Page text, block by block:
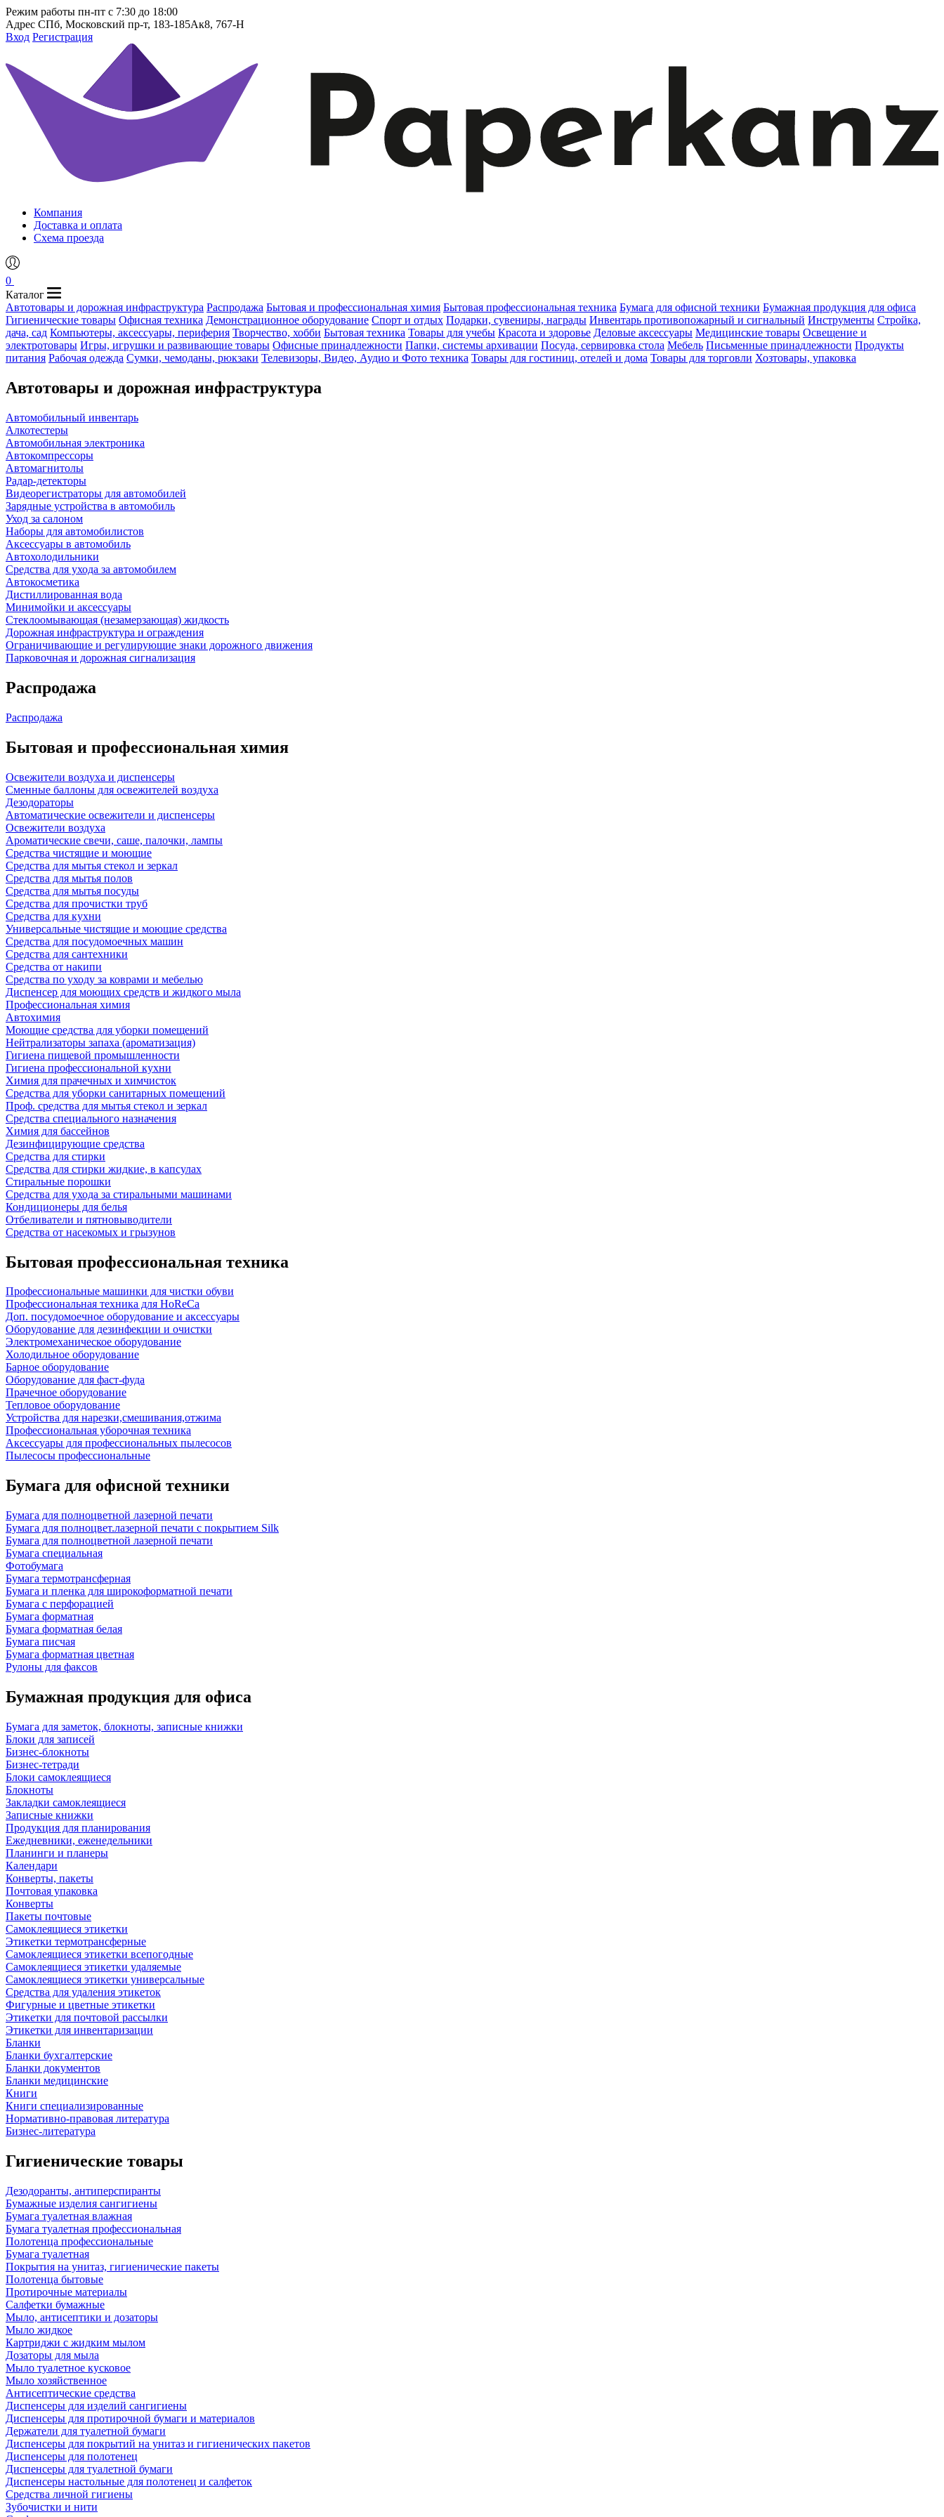
Режим работы пн-пт с 7:30 до 18:00
Адрес СПб, Московский пр-т, 183-185Ак8, 767-Н
Вход Регистрация
Компания
Доставка и оплата
Схема проезда
0
Каталог
Автотовары и дорожная инфраструктура Распродажа Бытовая и профессиональная химия Бытовая профессиональная техника Бумага для офисной техники Бумажная продукция для офиса
Гигиенические товары Офисная техника Демонстрационное оборудование Спорт и отдых Подарки, сувениры, награды Инвентарь противопожарный и сигнальный Инструменты Стройка,
дача, сад Компьютеры, аксессуары, периферия Творчество, хобби Бытовая техника Товары для учебы Красота и здоровье Деловые аксессуары Медицинские товары Освещение и
электротовары Игры, игрушки и развивающие товары Офисные принадлежности Папки, системы архивации Посуда, сервировка стола Мебель Письменные принадлежности Продукты
питания Рабочая одежда Сумки, чемоданы, рюкзаки Телевизоры, Видео, Аудио и Фото техника Товары для гостиниц, отелей и дома Товары для торговли Хозтовары, упаковка
Автотовары и дорожная инфраструктура
Автомобильный инвентарь
Алкотестеры
Автомобильная электроника
Автокомпрессоры
Автомагнитолы
Радар-детекторы
Видеорегистраторы для автомобилей
Зарядные устройства в автомобиль
Уход за салоном
Наборы для автомобилистов
Аксессуары в автомобиль
Автохолодильники
Средства для ухода за автомобилем
Автокосметика
Дистиллированная вода
Минимойки и аксессуары
Стеклоомывающая (незамерзающая) жидкость
Дорожная инфраструктура и ограждения
Ограничивающие и регулирующие знаки дорожного движения
Парковочная и дорожная сигнализация
Распродажа
Распродажа
Бытовая и профессиональная химия
Освежители воздуха и диспенсеры
Сменные баллоны для освежителей воздуха
Дезодораторы
Автоматические освежители и диспенсеры
Освежители воздуха
Ароматические свечи, саше, палочки, лампы
Средства чистящие и моющие
Средства для мытья стекол и зеркал
Средства для мытья полов
Средства для мытья посуды
Средства для прочистки труб
Средства для кухни
Универсальные чистящие и моющие средства
Средства для посудомоечных машин
Средства для сантехники
Средства от накипи
Средства по уходу за коврами и мебелью
Диспенсер для моющих средств и жидкого мыла
Профессиональная химия
Автохимия
Моющие средства для уборки помещений
Нейтрализаторы запаха (ароматизация)
Гигиена пищевой промышленности
Гигиена профессиональной кухни
Химия для прачечных и химчисток
Средства для уборки санитарных помещений
Проф. средства для мытья стекол и зеркал
Средства специального назначения
Химия для бассейнов
Дезинфицирующие средства
Средства для стирки
Средства для стирки жидкие, в капсулах
Стиральные порошки
Средства для ухода за стиральными машинами
Кондиционеры для белья
Отбеливатели и пятновыводители
Средства от насекомых и грызунов
Бытовая профессиональная техника
Профессиональные машинки для чистки обуви
Профессиональная техника для HoReCa
Доп. посудомоечное оборудование и аксессуары
Оборудование для дезинфекции и очистки
Электромеханическое оборудование
Холодильное оборудование
Барное оборудование
Оборудование для фаст-фуда
Прачечное оборудование
Тепловое оборудование
Устройства для нарезки,смешивания,отжима
Профессиональная уборочная техника
Аксессуары для профессиональных пылесосов
Пылесосы профессиональные
Бумага для офисной техники
Бумага для полноцветной лазерной печати
Бумага для полноцвет.лазерной печати с покрытием Silk
Бумага для полноцветной лазерной печати
Бумага специальная
Фотобумага
Бумага термотрансферная
Бумага и пленка для широкоформатной печати
Бумага с перфорацией
Бумага форматная
Бумага форматная белая
Бумага писчая
Бумага форматная цветная
Рулоны для факсов
Бумажная продукция для офиса
Бумага для заметок, блокноты, записные книжки
Блоки для записей
Бизнес-блокноты
Бизнес-тетради
Блоки самоклеящиеся
Блокноты
Закладки самоклеящиеся
Записные книжки
Продукция для планирования
Ежедневники, еженедельники
Планинги и планеры
Календари
Конверты, пакеты
Почтовая упаковка
Конверты
Пакеты почтовые
Самоклеящиеся этикетки
Этикетки термотрансферные
Самоклеящиеся этикетки всепогодные
Самоклеящиеся этикетки удаляемые
Самоклеящиеся этикетки универсальные
Средства для удаления этикеток
Фигурные и цветные этикетки
Этикетки для почтовой рассылки
Этикетки для инвентаризации
Бланки
Бланки бухгалтерские
Бланки документов
Бланки медицинские
Книги
Книги специализированные
Нормативно-правовая литература
Бизнес-литература
Гигиенические товары
Дезодоранты, антиперспиранты
Бумажные изделия сангигиены
Бумага туалетная влажная
Бумага туалетная профессиональная
Полотенца профессиональные
Бумага туалетная
Покрытия на унитаз, гигиенические пакеты
Полотенца бытовые
Протирочные материалы
Салфетки бумажные
Мыло, антисептики и дозаторы
Мыло жидкое
Картриджи с жидким мылом
Дозаторы для мыла
Мыло туалетное кусковое
Мыло хозяйственное
Антисептические средства
Диспенсеры для изделий сангигиены
Диспенсеры для протирочной бумаги и материалов
Держатели для туалетной бумаги
Диспенсеры для покрытий на унитаз и гигиенических пакетов
Диспенсеры для полотенец
Диспенсеры для туалетной бумаги
Диспенсеры настольные для полотенец и салфеток
Средства личной гигиены
Зубочистки и нити